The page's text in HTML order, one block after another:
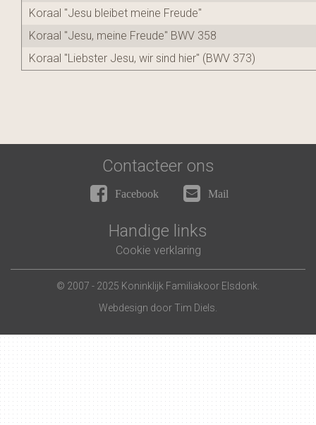
Koraal "Jesu bleibet meine Freude"
Koraal "Jesu, meine Freude" BWV 358
Koraal "Liebster Jesu, wir sind hier" (BWV 373)
Contacteer ons
Facebook Mail
Handige links
Cookie verklaring
© 2007 - 2025 Koninklijk Familiakoor Elsdonk.
Webdesign door Tim Diels.